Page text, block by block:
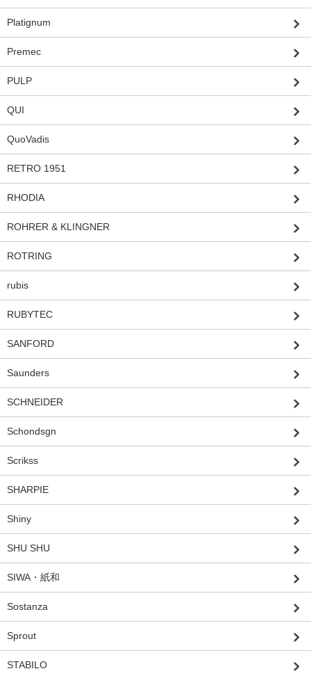
Platignum
Premec
PULP
QUI
QuoVadis
RETRO 1951
RHODIA
ROHRER & KLINGNER
ROTRING
rubis
RUBYTEC
SANFORD
Saunders
SCHNEIDER
Schondsgn
Scrikss
SHARPIE
Shiny
SHU SHU
SIWA・紙和
Sostanza
Sprout
STABILO